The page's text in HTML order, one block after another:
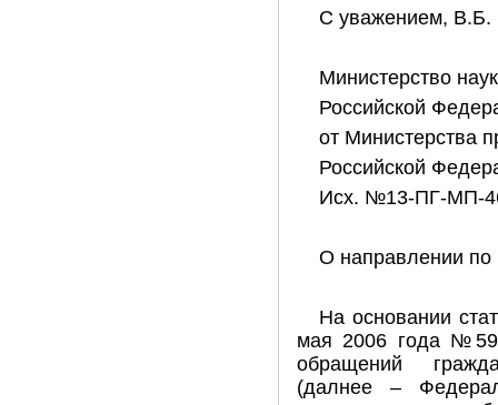
С уважением, В.Б.
Министерство
Российской
от Министерства
Российской
Исх. №13-ПГ-МП-
О направлении по
На основании
мая 2006 года
обращений
(далнее –